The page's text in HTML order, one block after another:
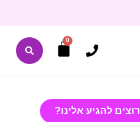
0
רוצים להגיע אלינו?